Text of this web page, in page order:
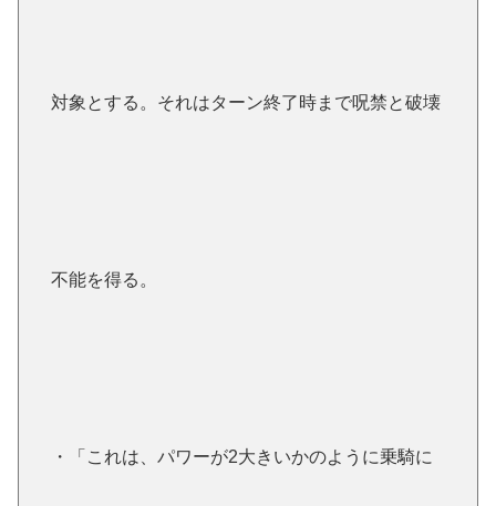
対象とする。それはターン終了時まで呪禁と破壊
不能を得る。
・「これは、パワーが2大きいかのように乗騎に